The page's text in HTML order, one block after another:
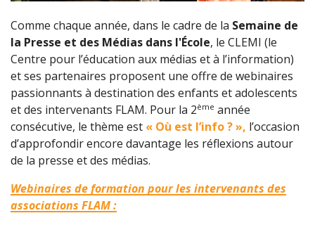
Comme chaque année, dans le cadre de la Semaine de
la Presse et des Médias dans l'École, le CLEMI (le
Centre pour l’éducation aux médias et à l’information)
et ses partenaires proposent une offre de webinaires
passionnants à destination des enfants et adolescents
et des intervenants FLAM. Pour la 2ème année
consécutive, le thème est « Où est l’info ? », l’occasion
d’approfondir encore davantage les réflexions autour
de la presse et des médias.
Webinaires de formation pour les intervenants des
associations FLAM :